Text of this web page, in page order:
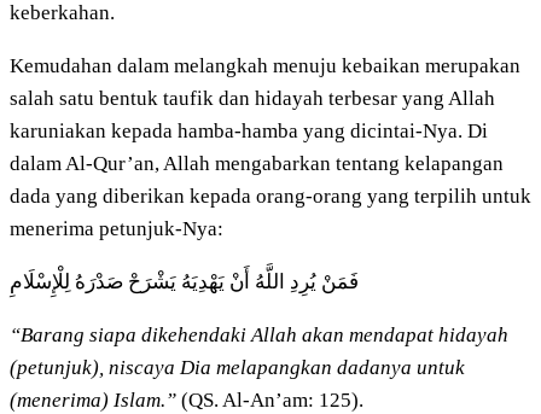
keberkahan.
Kemudahan dalam melangkah menuju kebaikan merupakan
salah satu bentuk taufik dan hidayah terbesar yang Allah
karuniakan kepada hamba-hamba yang dicintai-Nya. Di
dalam Al-Qur’an, Allah mengabarkan tentang kelapangan
dada yang diberikan kepada orang-orang yang terpilih untuk
menerima petunjuk-Nya:
فَمَنْ يُرِدِ اللَّهُ أَنْ يَهْدِيَهُ يَشْرَحْ صَدْرَهُ لِلْإِسْلَامِ
“Barang siapa dikehendaki Allah akan mendapat hidayah
(petunjuk), niscaya Dia melapangkan dadanya untuk
(menerima) Islam.” (QS. Al-An’am: 125).